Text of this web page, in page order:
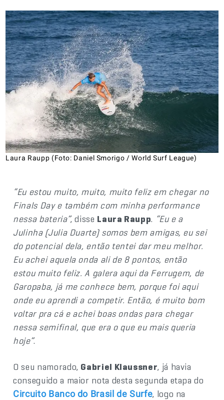
Laura Raupp (Foto: Daniel Smorigo / World Surf League)
“Eu estou muito, muito, muito feliz em chegar no
Finals Day e também com minha performance
nessa bateria”, disse Laura Raupp. “Eu e a
Julinha (Julia Duarte) somos bem amigas, eu sei
do potencial dela, então tentei dar meu melhor.
Eu achei aquela onda ali de 8 pontos, então
estou muito feliz. A galera aqui da Ferrugem, de
Garopaba, já me conhece bem, porque foi aqui
onde eu aprendi a competir. Então, é muito bom
voltar pra cá e achei boas ondas para chegar
nessa semifinal, que era o que eu mais queria
hoje”.
O seu namorado, Gabriel Klaussner, já havia
conseguido a maior nota desta segunda etapa do
Circuito Banco do Brasil de Surfe, logo na